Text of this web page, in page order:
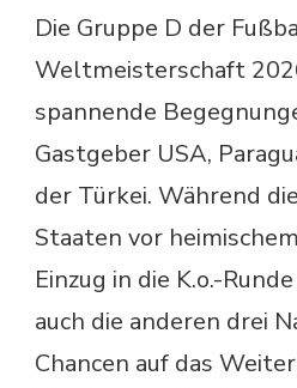
Die Gruppe D der
Weltmeisterschaft
spannende
Gastgeber USA,
der Türkei. Während
Staaten vor
Einzug in die K.o.-
auch die anderen drei
Chancen auf das